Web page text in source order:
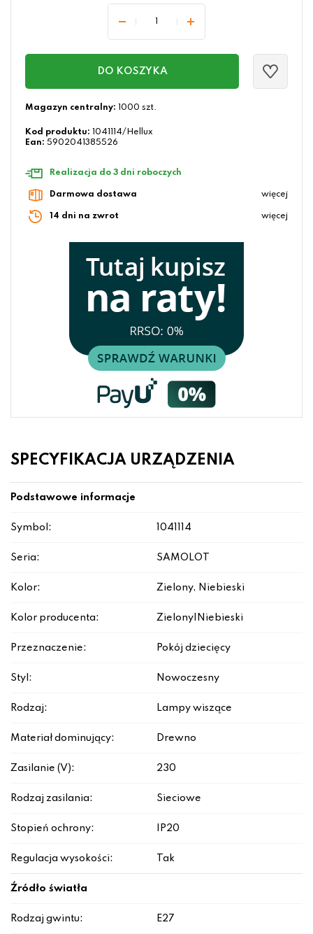
DO KOSZYKA
Magazyn centralny: 1000 szt.
Kod produktu:
1041114/Hellux
Ean: 5902041385526
Realizacja do 3 dni roboczych
Darmowa dostawa więcej
14 dni na zwrot więcej
SPECYFIKACJA URZĄDZENIA
Podstawowe informacje
Symbol: 1041114
Seria: SAMOLOT
Kolor: Zielony, Niebieski
Kolor producenta: Zielony|Niebieski
Przeznaczenie: Pokój dziecięcy
Styl: Nowoczesny
Rodzaj: Lampy wiszące
Materiał dominujący: Drewno
Zasilanie (V): 230
Rodzaj zasilania: Sieciowe
Stopień ochrony: IP20
Regulacja wysokości: Tak
Źródło światła
Rodzaj gwintu: E27